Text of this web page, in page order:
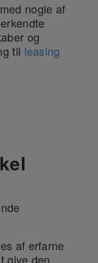
nogle af
og
til leasing
af erfarne
give den